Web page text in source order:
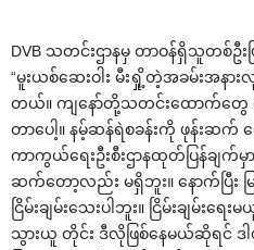
DVB သတင်းဌာနမှ တာဝန်ရှိသူတစ်
“မူးယစ်‌ဆေးဝါး မီးရှို့တဲ့အခမ်းအနာ
တယ်။ ကျ‌နော်တို့သတင်း‌ထောက်‌တွေ
တာ‌ပေါ့။ နမ့်ဆန်ရဲစခန်းကို ဖုန်းဆ
ကာကွယ်‌ရေးဦးစီးဌာနထုတ်ပြန်ချက်
ဆက်‌တော့လည်း မရှိဘူး။ ‌နောက်ပြီး မ
ငြိမ်းချမ်း‌သေးပါဘူး။ ငြိမ်းချမ်
သွားယူ တိုင်း ဒီလိုဖြစ်‌နေမယ်ဆိုရင်